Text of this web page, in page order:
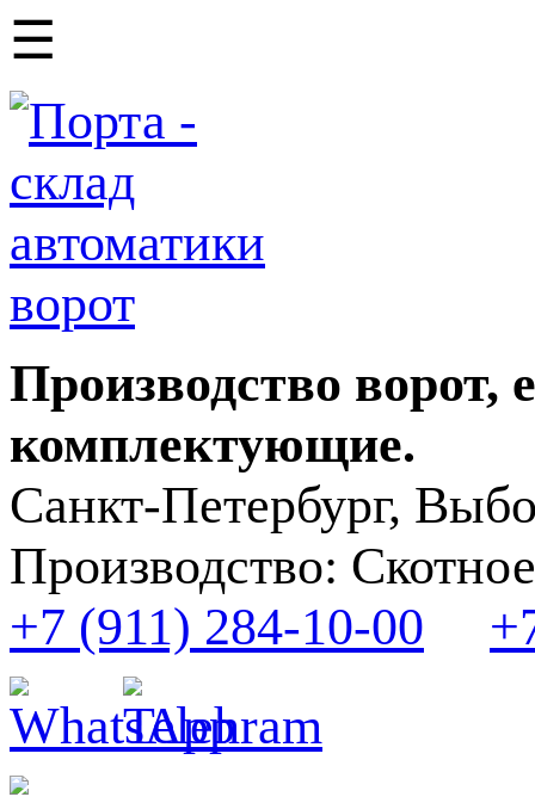
☰
Производство ворот,
комплектующие.
Санкт-Петербург,
Производство:
+7 (911) 284-10-00